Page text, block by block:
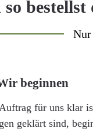
so
Nur
beginnen
für uns klar
geklärt sind,